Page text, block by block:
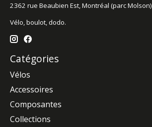
2362 rue Beaubien Est, Montréal (parc Molson)
Vélo, boulot, dodo.
Catégories
Vélos
Accessoires
Composantes
Collections